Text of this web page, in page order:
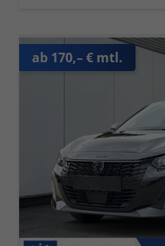
ab 170,– € mtl.